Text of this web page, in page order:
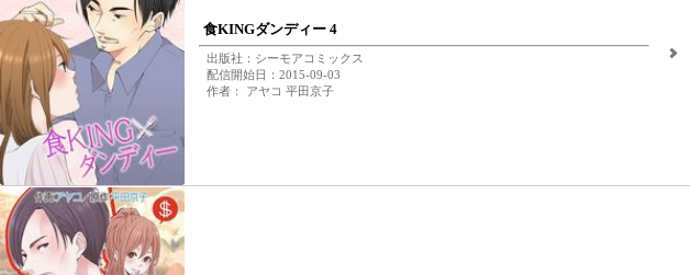
食KINGダンディー 4
出版社：シーモアコミックス
配信開始日：2015-09-03
作者： アヤコ 平田京子